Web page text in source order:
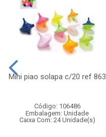
Mini piao solapa c/20 ref 863
Código: 106486
Embalagem: Unidade
Caixa Com: 24 Unidade(s)